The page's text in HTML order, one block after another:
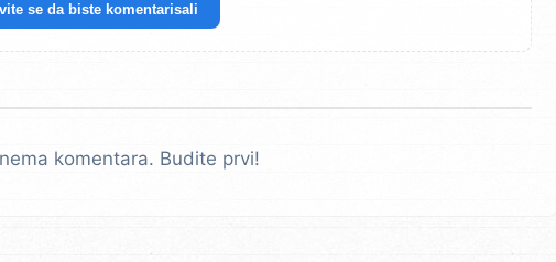
se da biste komentarisali
komentara. Budite prvi!